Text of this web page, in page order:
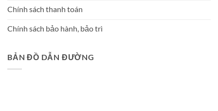
Chính sách thanh toán
Chính sách bảo hành, bảo trì
BẢN ĐỒ DẪN ĐƯỜNG